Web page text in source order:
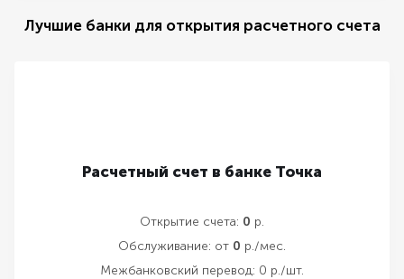
Лучшие банки для открытия расчетного счета
Расчетный счет в банке Точка
Открытие счета: 0 р.
Обслуживание: от 0 р./мес.
Межбанковский перевод: 0 р./шт.